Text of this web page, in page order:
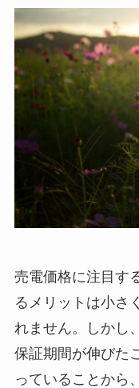
売電価格に注目す
るメリットは小さ
れません。しかし
保証期間が伸びた
っていることから